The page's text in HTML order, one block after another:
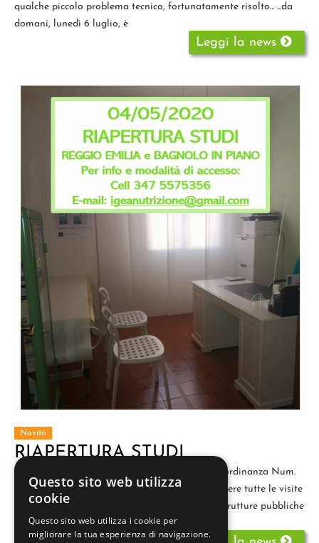
qualche piccolo problema tecnico, fortunatamente risolto... ...da
domani, lunedì 6 luglio, è
Leggi la news
Novità
RIAPERTURA STUDI
Come previsto dalle nuove direttive regionali (ordinanza Num.
70 del 27/04/2020) possono finalmente riprendere tutte le visite
programmabili non urgenti sia da parte delle strutture pubbliche
che priv
Questo sito web utilizza
cookie
Questo sito web utilizza i cookie per
migliorare la tua esperienza di navigazione.